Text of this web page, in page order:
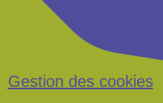
Gestion des cookies